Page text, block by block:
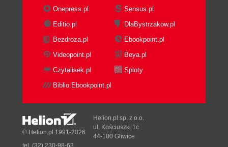
Data Extraction
Data Storage Logic and Terminology
Types
Spreadsheets
Databases
Data lakehouses
Location of Data Servers
On-premises
Cloud
Data Enrichment and Curation
Onepress.pl
Sensus.pl
Editio.pl
DlaBystrzakow.pl
Bezdroza.pl
Ebookpoint.pl
Videopoint.pl
Beya.pl
Czytalisek.pl
Sploty
Biblio.Ebookpoint.pl
© Helion.pl 1991-2026
Helion.pl sp. z o.o.
ul. Kościuszki 1c
44-100 Gliwice
tel. (32) 230-98-63